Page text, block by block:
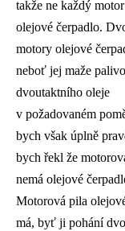
takže ne každý
olejové čerpadlo.
motory olejové
neboť jej maže
dvoutaktního oleje
v požadovaném
bych však úplně
bych řekl že
nemá olejové
Motorová pila
má, byť ji pohání